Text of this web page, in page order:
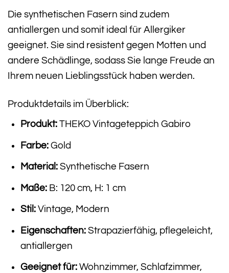
Die synthetischen Fasern sind zudem
antiallergen und somit ideal für Allergiker
geeignet. Sie sind resistent gegen Motten und
andere Schädlinge, sodass Sie lange Freude an
Ihrem neuen Lieblingsstück haben werden.
Produktdetails im Überblick:
Produkt:THEKO Vintageteppich Gabiro
Farbe:Gold
Material:Synthetische Fasern
Maße:B: 120 cm, H: 1 cm
Stil:Vintage, Modern
Eigenschaften:Strapazierfähig, pflegeleicht,
antiallergen
Geeignet für:Wohnzimmer, Schlafzimmer,